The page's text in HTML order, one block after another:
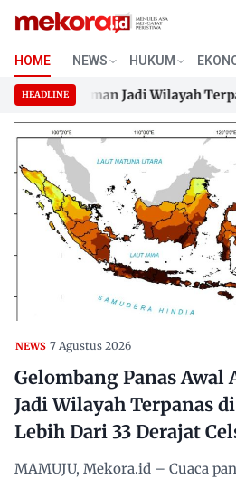
content
HOME NEWS HUKUM
HEADLINE
Polman Jadi Wilayah
Polman Jadi Wilayah
NEWS 7 Agustus 2026
Gelombang Panas Awal
Jadi Wilayah Terpanas
Lebih Dari 33 Derajat
MAMUJU, Mekora.id – Cuaca